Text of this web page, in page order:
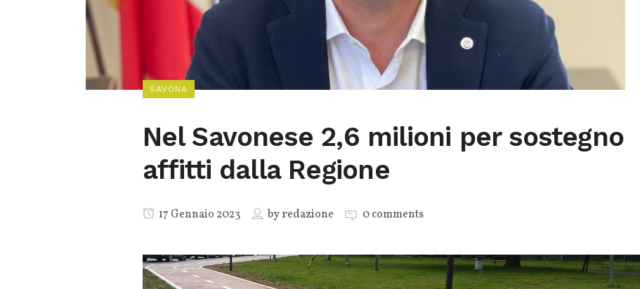
SAVONA
Nel Savonese 2,6 milioni per sostegno
affitti dalla Regione
17 Gennaio 2023 byredazione 0 comments